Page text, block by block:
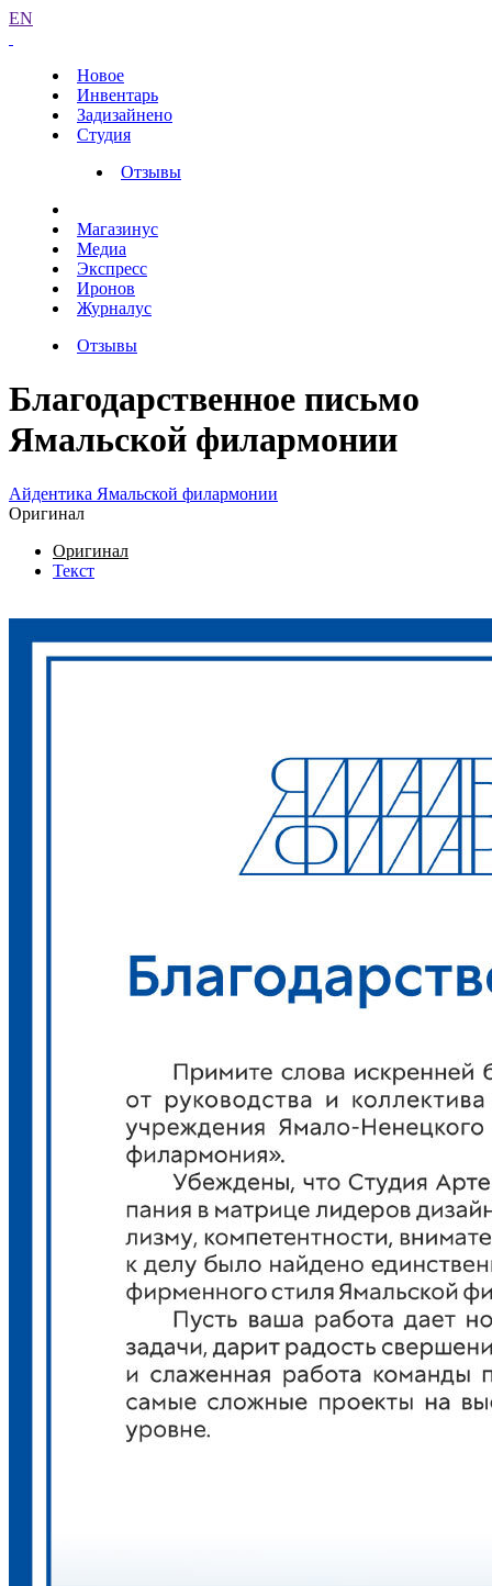
EN
Новое
Инвентарь
Задизайнено
Студия
Отзывы
Магазинус
Медиа
Экспресс
Иронов
Журналус
Отзывы
Благодарственное письмо
Ямальской филармонии
Айдентика Ямальской филармонии
Оригинал
Оригинал
Текст